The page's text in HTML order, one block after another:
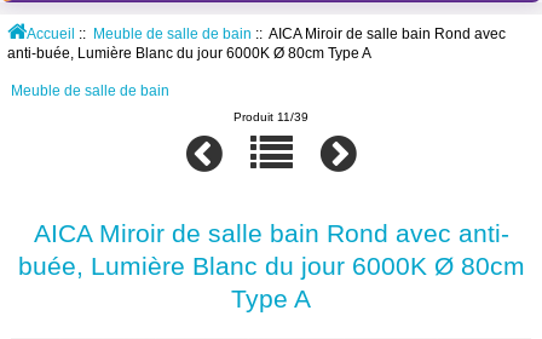
Accueil :: Meuble de salle de bain :: AICA Miroir de salle bain Rond avec
anti-buée, Lumière Blanc du jour 6000K Ø 80cm Type A
Meuble de salle de bain
Produit 11/39
AICA Miroir de salle bain Rond avec anti-
buée, Lumière Blanc du jour 6000K Ø 80cm
Type A